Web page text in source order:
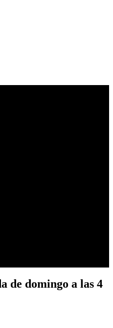
de domingo a las 4